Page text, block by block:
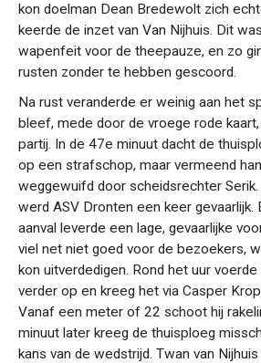
kon doelman Dean Bredewolt zich
keerde de inzet van Van Nijhuis. Dit
wapenfeit voor de theepauze, en zo
rusten zonder te hebben gescoord.
Na rust veranderde er weinig aan het
bleef, mede door de vroege rode
partij. In de 47e minuut dacht de
op een strafschop, maar vermeend
weggewuifd door scheidsrechter
werd ASV Dronten een keer gevaarlijk.
aanval leverde een lage, gevaarlijke
viel net niet goed voor de bezoekers,
kon uitverdedigen. Rond het uur voerde
verder op en kreeg het via Casper
Vanaf een meter of 22 schoot hij
minuut later kreeg de thuisploeg
kans van de wedstrijd. Twan van